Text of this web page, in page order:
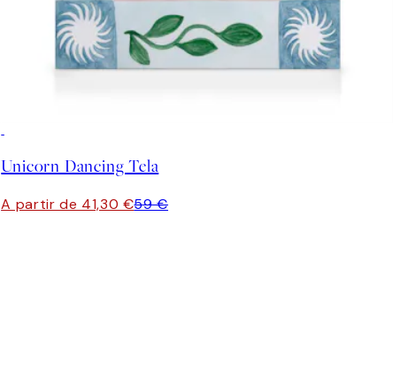
Unicorn Dancing Tela
A partir de 41,30 €59 €